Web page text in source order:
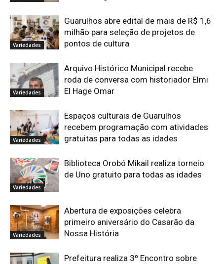
Variedades
Guarulhos abre edital de mais de R$ 1,6
milhão para seleção de projetos de
pontos de cultura
Variedades
Arquivo Histórico Municipal recebe
roda de conversa com historiador Elmi
El Hage Omar
Variedades
Espaços culturais de Guarulhos
recebem programação com atividades
gratuitas para todas as idades
Variedades
Biblioteca Orobó Mikail realiza torneio
de Uno gratuito para todas as idades
Variedades
Abertura de exposições celebra
primeiro aniversário do Casarão da
Nossa História
Prefeitura realiza 3º Encontro sobre